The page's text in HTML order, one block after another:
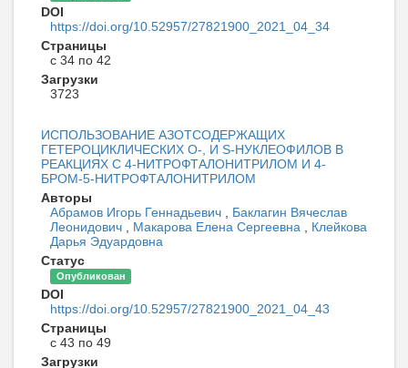
DOI
https://doi.org/10.52957/27821900_2021_04_34
Страницы
с 34 по 42
Загрузки
3723
ИСПОЛЬЗОВАНИЕ АЗОТСОДЕРЖАЩИХ
ГЕТЕРОЦИКЛИЧЕСКИХ O-, И S-НУКЛЕОФИЛОВ В
РЕАКЦИЯХ С 4-НИТРОФТАЛОНИТРИЛОМ И 4-
БРОМ-5-НИТРОФТАЛОНИТРИЛОМ
Авторы
Абрамов Игорь Геннадьевич
Баклагин Вячеслав
Леонидович
Макарова Елена Сергеевна
Клейкова
Дарья Эдуардовна
Статус
Опубликован
DOI
https://doi.org/10.52957/27821900_2021_04_43
Страницы
с 43 по 49
Загрузки